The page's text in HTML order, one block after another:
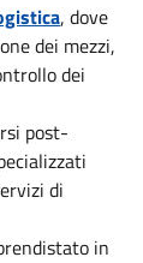
, dove
dei mezzi,
dei
post-
di
in